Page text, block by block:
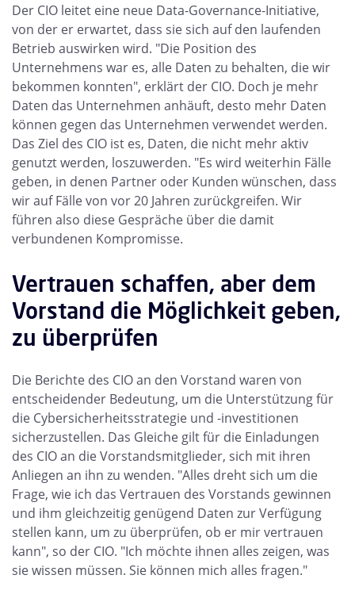
Der CIO leitet eine neue Data-Governance-Initiative,
von der er erwartet, dass sie sich auf den laufenden
Betrieb auswirken wird. "Die Position des
Unternehmens war es, alle Daten zu behalten, die wir
bekommen konnten", erklärt der CIO. Doch je mehr
Daten das Unternehmen anhäuft, desto mehr Daten
können gegen das Unternehmen verwendet werden.
Das Ziel des CIO ist es, Daten, die nicht mehr aktiv
genutzt werden, loszuwerden. "Es wird weiterhin Fälle
geben, in denen Partner oder Kunden wünschen, dass
wir auf Fälle von vor 20 Jahren zurückgreifen. Wir
führen also diese Gespräche über die damit
verbundenen Kompromisse.
Vertrauen schaffen, aber dem
Vorstand die Möglichkeit geben,
zu überprüfen
Die Berichte des CIO an den Vorstand waren von
entscheidender Bedeutung, um die Unterstützung für
die Cybersicherheitsstrategie und -investitionen
sicherzustellen. Das Gleiche gilt für die Einladungen
des CIO an die Vorstandsmitglieder, sich mit ihren
Anliegen an ihn zu wenden. "Alles dreht sich um die
Frage, wie ich das Vertrauen des Vorstands gewinnen
und ihm gleichzeitig genügend Daten zur Verfügung
stellen kann, um zu überprüfen, ob er mir vertrauen
kann", so der CIO. "Ich möchte ihnen alles zeigen, was
sie wissen müssen. Sie können mich alles fragen."